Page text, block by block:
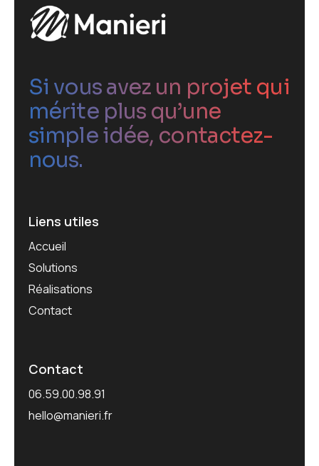
Si vous avez un projet qui
mérite plus qu’une
simple idée, contactez-
nous.
Liens utiles
Accueil
Solutions
Réalisations
Contact
Contact
06.59.00.98.91
hello@manieri.fr